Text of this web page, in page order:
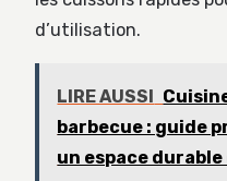
d’utilisation.
LIRE AUSSI
barbecue : guide
un espace